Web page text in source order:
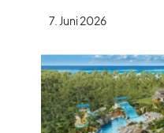
7. Juni 2026